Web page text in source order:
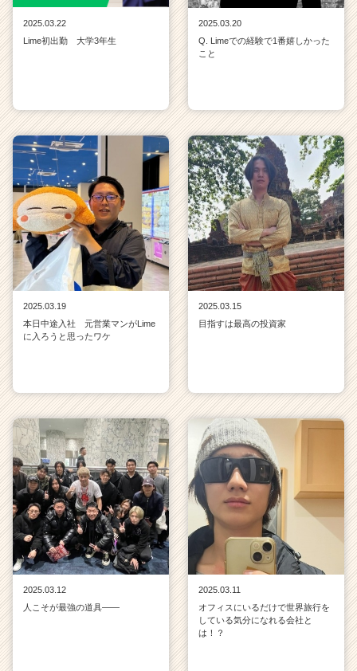
2025.03.22
Lime初出勤 大学3年生
2025.03.20
Q. Limeでの経験で1番嬉しかった
こと
2025.03.19
本日中途入社 元営業マンがLime
に入ろうと思ったワケ
2025.03.15
目指すは最高の投資家
2025.03.12
人こそが最強の道具——
2025.03.11
オフィスにいるだけで世界旅行を
している気分になれる会社と
は！？